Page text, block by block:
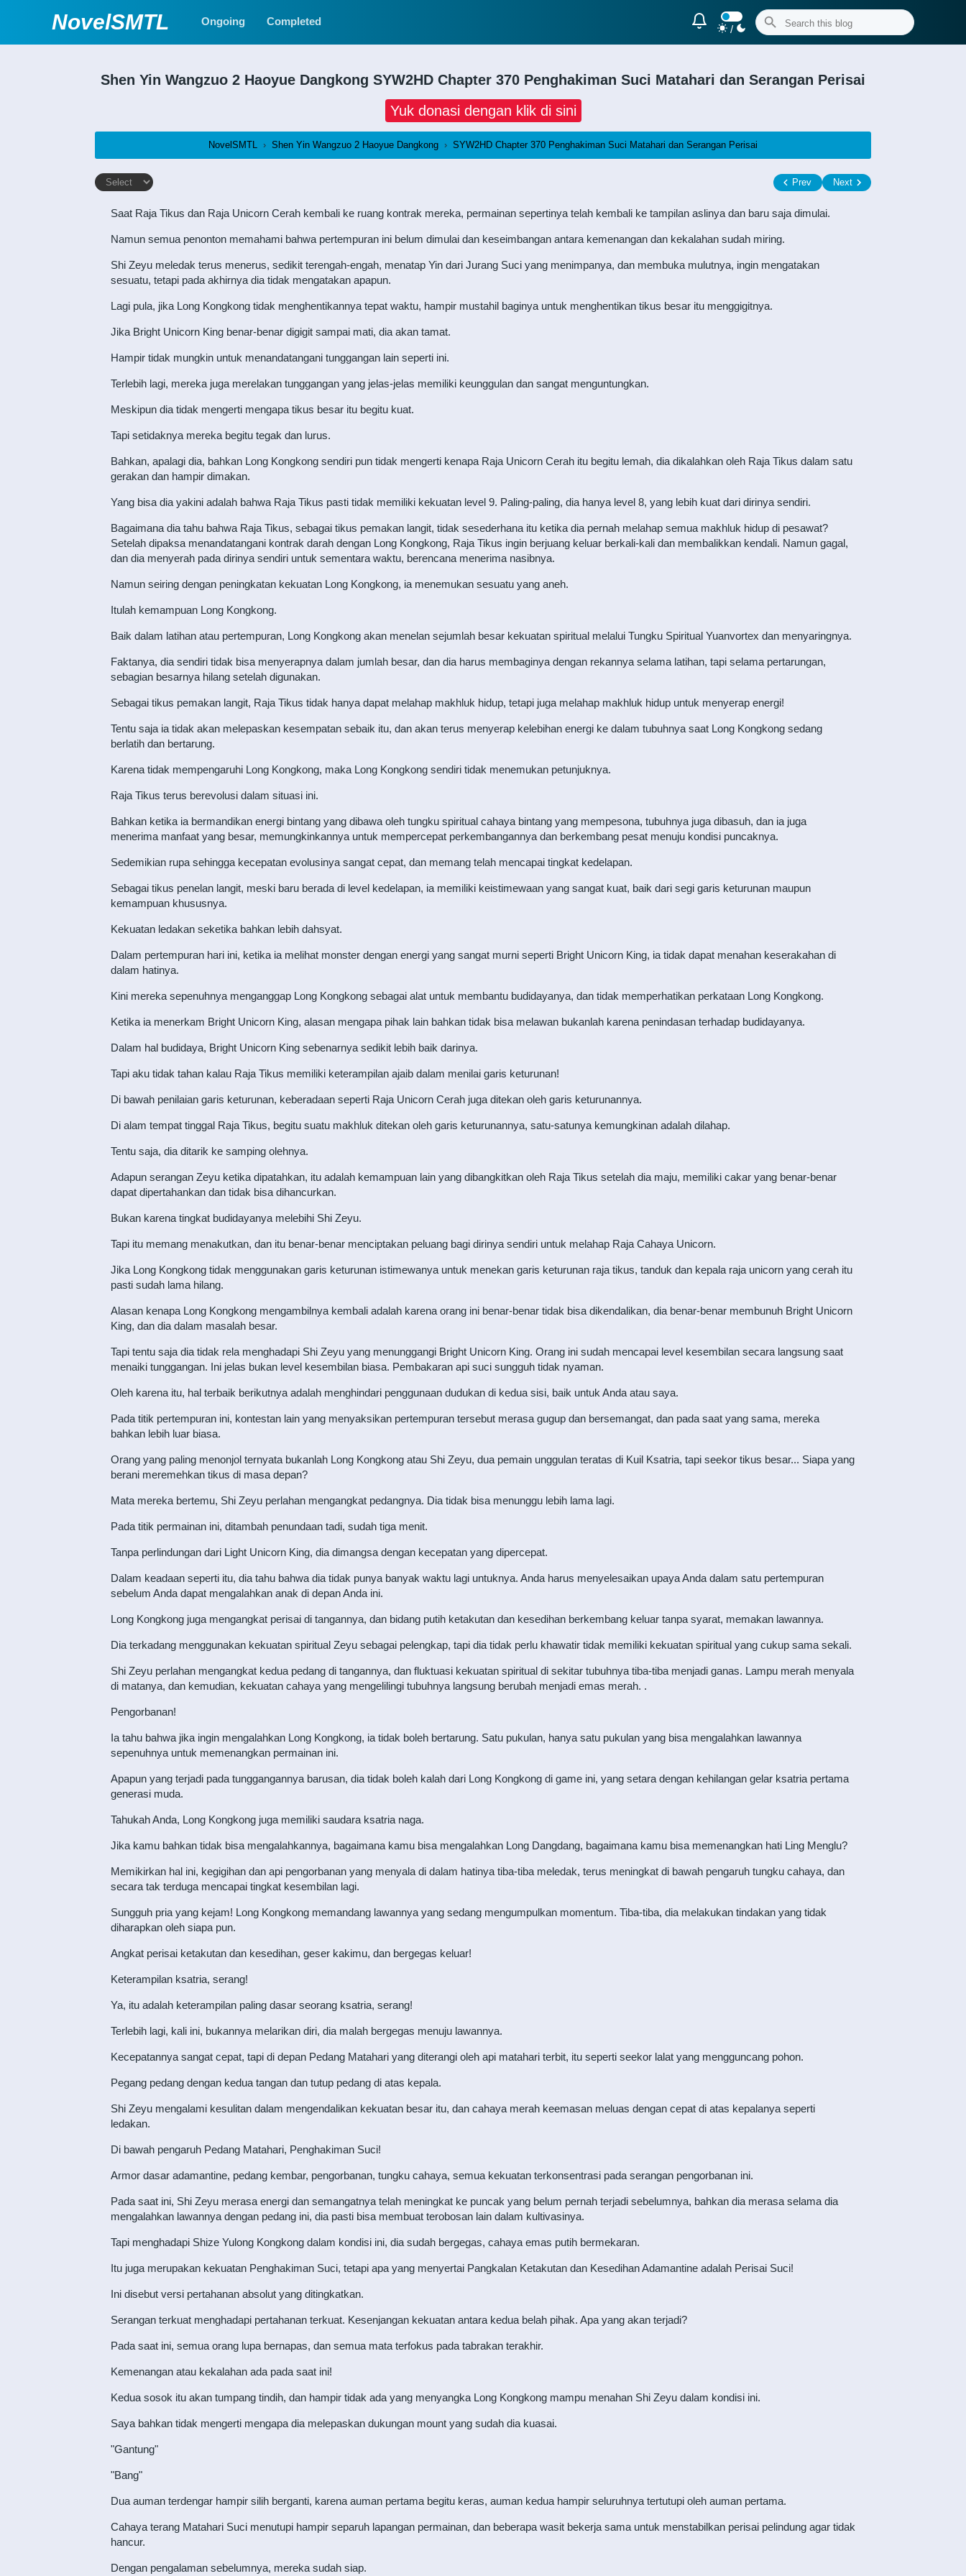
NovelSMTL Ongoing Completed
/
Shen Yin Wangzuo 2 Haoyue Dangkong SYW2HD Chapter 370 Penghakiman Suci Matahari dan Serangan Perisai
Yuk donasi dengan klik di sini
NovelSMTL › Shen Yin Wangzuo 2 Haoyue Dangkong › SYW2HD Chapter 370 Penghakiman Suci Matahari dan Serangan Perisai
Prev Next
Saat Raja Tikus dan Raja Unicorn Cerah kembali ke ruang kontrak mereka, permainan sepertinya telah kembali ke tampilan aslinya dan baru saja dimulai.
Namun semua penonton memahami bahwa pertempuran ini belum dimulai dan keseimbangan antara kemenangan dan kekalahan sudah miring.
Shi Zeyu meledak terus menerus, sedikit terengah-engah, menatap Yin dari Jurang Suci yang menimpanya, dan membuka mulutnya, ingin mengatakan
sesuatu, tetapi pada akhirnya dia tidak mengatakan apapun.
Lagi pula, jika Long Kongkong tidak menghentikannya tepat waktu, hampir mustahil baginya untuk menghentikan tikus besar itu menggigitnya.
Jika Bright Unicorn King benar-benar digigit sampai mati, dia akan tamat.
Hampir tidak mungkin untuk menandatangani tunggangan lain seperti ini.
Terlebih lagi, mereka juga merelakan tunggangan yang jelas-jelas memiliki keunggulan dan sangat menguntungkan.
Meskipun dia tidak mengerti mengapa tikus besar itu begitu kuat.
Tapi setidaknya mereka begitu tegak dan lurus.
Bahkan, apalagi dia, bahkan Long Kongkong sendiri pun tidak mengerti kenapa Raja Unicorn Cerah itu begitu lemah, dia dikalahkan oleh Raja Tikus dalam satu
gerakan dan hampir dimakan.
Yang bisa dia yakini adalah bahwa Raja Tikus pasti tidak memiliki kekuatan level 9. Paling-paling, dia hanya level 8, yang lebih kuat dari dirinya sendiri.
Bagaimana dia tahu bahwa Raja Tikus, sebagai tikus pemakan langit, tidak sesederhana itu ketika dia pernah melahap semua makhluk hidup di pesawat?
Setelah dipaksa menandatangani kontrak darah dengan Long Kongkong, Raja Tikus ingin berjuang keluar berkali-kali dan membalikkan kendali. Namun gagal,
dan dia menyerah pada dirinya sendiri untuk sementara waktu, berencana menerima nasibnya.
Namun seiring dengan peningkatan kekuatan Long Kongkong, ia menemukan sesuatu yang aneh.
Itulah kemampuan Long Kongkong.
Baik dalam latihan atau pertempuran, Long Kongkong akan menelan sejumlah besar kekuatan spiritual melalui Tungku Spiritual Yuanvortex dan menyaringnya.
Faktanya, dia sendiri tidak bisa menyerapnya dalam jumlah besar, dan dia harus membaginya dengan rekannya selama latihan, tapi selama pertarungan,
sebagian besarnya hilang setelah digunakan.
Sebagai tikus pemakan langit, Raja Tikus tidak hanya dapat melahap makhluk hidup, tetapi juga melahap makhluk hidup untuk menyerap energi!
Tentu saja ia tidak akan melepaskan kesempatan sebaik itu, dan akan terus menyerap kelebihan energi ke dalam tubuhnya saat Long Kongkong sedang
berlatih dan bertarung.
Karena tidak mempengaruhi Long Kongkong, maka Long Kongkong sendiri tidak menemukan petunjuknya.
Raja Tikus terus berevolusi dalam situasi ini.
Bahkan ketika ia bermandikan energi bintang yang dibawa oleh tungku spiritual cahaya bintang yang mempesona, tubuhnya juga dibasuh, dan ia juga
menerima manfaat yang besar, memungkinkannya untuk mempercepat perkembangannya dan berkembang pesat menuju kondisi puncaknya.
Sedemikian rupa sehingga kecepatan evolusinya sangat cepat, dan memang telah mencapai tingkat kedelapan.
Sebagai tikus penelan langit, meski baru berada di level kedelapan, ia memiliki keistimewaan yang sangat kuat, baik dari segi garis keturunan maupun
kemampuan khususnya.
Kekuatan ledakan seketika bahkan lebih dahsyat.
Dalam pertempuran hari ini, ketika ia melihat monster dengan energi yang sangat murni seperti Bright Unicorn King, ia tidak dapat menahan keserakahan di
dalam hatinya.
Kini mereka sepenuhnya menganggap Long Kongkong sebagai alat untuk membantu budidayanya, dan tidak memperhatikan perkataan Long Kongkong.
Ketika ia menerkam Bright Unicorn King, alasan mengapa pihak lain bahkan tidak bisa melawan bukanlah karena penindasan terhadap budidayanya.
Dalam hal budidaya, Bright Unicorn King sebenarnya sedikit lebih baik darinya.
Tapi aku tidak tahan kalau Raja Tikus memiliki keterampilan ajaib dalam menilai garis keturunan!
Di bawah penilaian garis keturunan, keberadaan seperti Raja Unicorn Cerah juga ditekan oleh garis keturunannya.
Di alam tempat tinggal Raja Tikus, begitu suatu makhluk ditekan oleh garis keturunannya, satu-satunya kemungkinan adalah dilahap.
Tentu saja, dia ditarik ke samping olehnya.
Adapun serangan Zeyu ketika dipatahkan, itu adalah kemampuan lain yang dibangkitkan oleh Raja Tikus setelah dia maju, memiliki cakar yang benar-benar
dapat dipertahankan dan tidak bisa dihancurkan.
Bukan karena tingkat budidayanya melebihi Shi Zeyu.
Tapi itu memang menakutkan, dan itu benar-benar menciptakan peluang bagi dirinya sendiri untuk melahap Raja Cahaya Unicorn.
Jika Long Kongkong tidak menggunakan garis keturunan istimewanya untuk menekan garis keturunan raja tikus, tanduk dan kepala raja unicorn yang cerah itu
pasti sudah lama hilang.
Alasan kenapa Long Kongkong mengambilnya kembali adalah karena orang ini benar-benar tidak bisa dikendalikan, dia benar-benar membunuh Bright Unicorn
King, dan dia dalam masalah besar.
Tapi tentu saja dia tidak rela menghadapi Shi Zeyu yang menunggangi Bright Unicorn King. Orang ini sudah mencapai level kesembilan secara langsung saat
menaiki tunggangan. Ini jelas bukan level kesembilan biasa. Pembakaran api suci sungguh tidak nyaman.
Oleh karena itu, hal terbaik berikutnya adalah menghindari penggunaan dudukan di kedua sisi, baik untuk Anda atau saya.
Pada titik pertempuran ini, kontestan lain yang menyaksikan pertempuran tersebut merasa gugup dan bersemangat, dan pada saat yang sama, mereka
bahkan lebih luar biasa.
Orang yang paling menonjol ternyata bukanlah Long Kongkong atau Shi Zeyu, dua pemain unggulan teratas di Kuil Ksatria, tapi seekor tikus besar... Siapa yang
berani meremehkan tikus di masa depan?
Mata mereka bertemu, Shi Zeyu perlahan mengangkat pedangnya. Dia tidak bisa menunggu lebih lama lagi.
Pada titik permainan ini, ditambah penundaan tadi, sudah tiga menit.
Tanpa perlindungan dari Light Unicorn King, dia dimangsa dengan kecepatan yang dipercepat.
Dalam keadaan seperti itu, dia tahu bahwa dia tidak punya banyak waktu lagi untuknya. Anda harus menyelesaikan upaya Anda dalam satu pertempuran
sebelum Anda dapat mengalahkan anak di depan Anda ini.
Long Kongkong juga mengangkat perisai di tangannya, dan bidang putih ketakutan dan kesedihan berkembang keluar tanpa syarat, memakan lawannya.
Dia terkadang menggunakan kekuatan spiritual Zeyu sebagai pelengkap, tapi dia tidak perlu khawatir tidak memiliki kekuatan spiritual yang cukup sama sekali.
Shi Zeyu perlahan mengangkat kedua pedang di tangannya, dan fluktuasi kekuatan spiritual di sekitar tubuhnya tiba-tiba menjadi ganas. Lampu merah menyala
di matanya, dan kemudian, kekuatan cahaya yang mengelilingi tubuhnya langsung berubah menjadi emas merah. .
Pengorbanan!
Ia tahu bahwa jika ingin mengalahkan Long Kongkong, ia tidak boleh bertarung. Satu pukulan, hanya satu pukulan yang bisa mengalahkan lawannya
sepenuhnya untuk memenangkan permainan ini.
Apapun yang terjadi pada tunggangannya barusan, dia tidak boleh kalah dari Long Kongkong di game ini, yang setara dengan kehilangan gelar ksatria pertama
generasi muda.
Tahukah Anda, Long Kongkong juga memiliki saudara ksatria naga.
Jika kamu bahkan tidak bisa mengalahkannya, bagaimana kamu bisa mengalahkan Long Dangdang, bagaimana kamu bisa memenangkan hati Ling Menglu?
Memikirkan hal ini, kegigihan dan api pengorbanan yang menyala di dalam hatinya tiba-tiba meledak, terus meningkat di bawah pengaruh tungku cahaya, dan
secara tak terduga mencapai tingkat kesembilan lagi.
Sungguh pria yang kejam! Long Kongkong memandang lawannya yang sedang mengumpulkan momentum. Tiba-tiba, dia melakukan tindakan yang tidak
diharapkan oleh siapa pun.
Angkat perisai ketakutan dan kesedihan, geser kakimu, dan bergegas keluar!
Keterampilan ksatria, serang!
Ya, itu adalah keterampilan paling dasar seorang ksatria, serang!
Terlebih lagi, kali ini, bukannya melarikan diri, dia malah bergegas menuju lawannya.
Kecepatannya sangat cepat, tapi di depan Pedang Matahari yang diterangi oleh api matahari terbit, itu seperti seekor lalat yang mengguncang pohon.
Pegang pedang dengan kedua tangan dan tutup pedang di atas kepala.
Shi Zeyu mengalami kesulitan dalam mengendalikan kekuatan besar itu, dan cahaya merah keemasan meluas dengan cepat di atas kepalanya seperti
ledakan.
Di bawah pengaruh Pedang Matahari, Penghakiman Suci!
Armor dasar adamantine, pedang kembar, pengorbanan, tungku cahaya, semua kekuatan terkonsentrasi pada serangan pengorbanan ini.
Pada saat ini, Shi Zeyu merasa energi dan semangatnya telah meningkat ke puncak yang belum pernah terjadi sebelumnya, bahkan dia merasa selama dia
mengalahkan lawannya dengan pedang ini, dia pasti bisa membuat terobosan lain dalam kultivasinya.
Tapi menghadapi Shize Yulong Kongkong dalam kondisi ini, dia sudah bergegas, cahaya emas putih bermekaran.
Itu juga merupakan kekuatan Penghakiman Suci, tetapi apa yang menyertai Pangkalan Ketakutan dan Kesedihan Adamantine adalah Perisai Suci!
Ini disebut versi pertahanan absolut yang ditingkatkan.
Serangan terkuat menghadapi pertahanan terkuat. Kesenjangan kekuatan antara kedua belah pihak. Apa yang akan terjadi?
Pada saat ini, semua orang lupa bernapas, dan semua mata terfokus pada tabrakan terakhir.
Kemenangan atau kekalahan ada pada saat ini!
Kedua sosok itu akan tumpang tindih, dan hampir tidak ada yang menyangka Long Kongkong mampu menahan Shi Zeyu dalam kondisi ini.
Saya bahkan tidak mengerti mengapa dia melepaskan dukungan mount yang sudah dia kuasai.
"Gantung"
"Bang"
Dua auman terdengar hampir silih berganti, karena auman pertama begitu keras, auman kedua hampir seluruhnya tertutupi oleh auman pertama.
Cahaya terang Matahari Suci menutupi hampir separuh lapangan permainan, dan beberapa wasit bekerja sama untuk menstabilkan perisai pelindung agar tidak
hancur.
Dengan pengalaman sebelumnya, mereka sudah siap.